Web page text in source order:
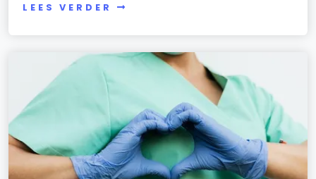
LEES VERDER